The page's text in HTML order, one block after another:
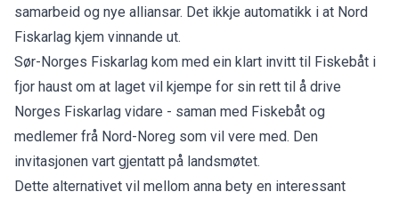
samarbeid og nye alliansar. Det ikkje automatikk i at Nord
Fiskarlag kjem vinnande ut.
Sør-Norges Fiskarlag kom med ein klart invitt til Fiskebåt i
fjor haust om at laget vil kjempe for sin rett til å drive
Norges Fiskarlag vidare - saman med Fiskebåt og
medlemer frå Nord-Noreg som vil vere med. Den
invitasjonen vart gjentatt på landsmøtet.
Dette alternativet vil mellom anna bety en interessant